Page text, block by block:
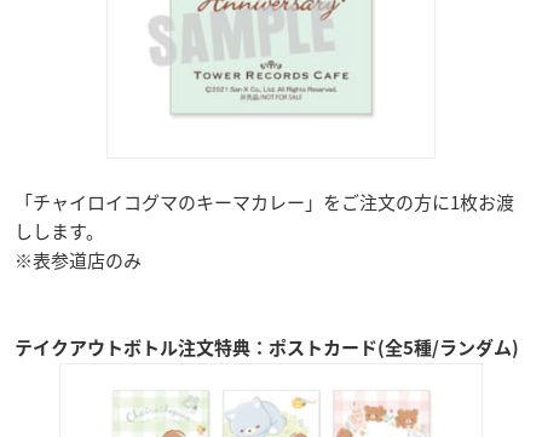
「チャイロイコグマのキーマカレー」をご注文の方に1枚お渡
しします。
※表参道店のみ
テイクアウトボトル注文特典：ポストカード(全5種/ランダム)